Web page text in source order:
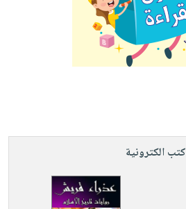
كتب الكترونية